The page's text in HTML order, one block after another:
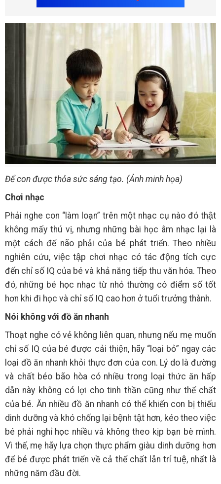
Để con được thỏa sức sáng tạo. (Ảnh minh họa)
Chơi nhạc
Phải nghe con “làm loạn” trên một nhạc cụ nào đó thật
không mấy thú vị, nhưng những bài học âm nhạc lại là
một cách để não phải của bé phát triển. Theo nhiều
nghiên cứu, việc tập chơi nhạc có tác động tích cực
đến chỉ số IQ của bé và khả năng tiếp thu văn hóa. Theo
đó, những bé học nhạc từ nhỏ thường có điểm số tốt
hơn khi đi học và chỉ số IQ cao hơn ở tuổi trưởng thành.
Nói không với đồ ăn nhanh
Thoạt nghe có vẻ không liên quan, nhưng nếu mẹ muốn
chỉ số IQ của bé được cải thiện, hãy “loại bỏ” ngay các
loại đồ ăn nhanh khỏi thực đơn của con. Lý do là đường
và chất béo bão hòa có nhiều trong loại thức ăn hấp
dẫn này không có lợi cho tinh thần cũng như thể chất
của bé. Ăn nhiều đồ ăn nhanh có thể khiến con bị thiếu
dinh dưỡng và khó chống lại bệnh tật hơn, kéo theo việc
bé phải nghỉ học nhiều và không theo kịp bạn bè mình.
Vì thế, mẹ hãy lựa chọn thực phẩm giàu dinh dưỡng hơn
để bé được phát triển về cả thể chất lẫn trí tuệ, nhất là
những năm đầu đời.